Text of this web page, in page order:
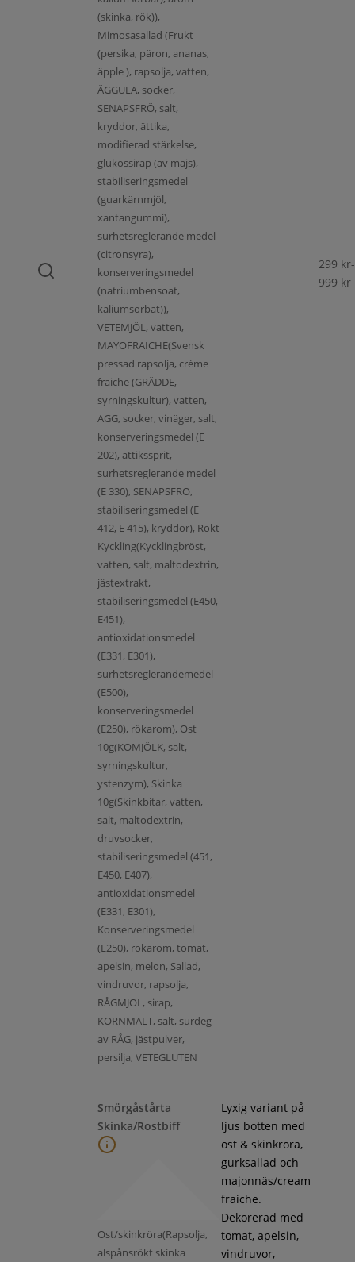
(skinka, rök)),
Mimosasallad (Frukt
(persika, päron, ananas,
äpple ), rapsolja, vatten,
ÄGGULA, socker,
SENAPSFRÖ, salt,
kryddor, ättika,
modifierad stärkelse,
glukossirap (av majs),
stabiliseringsmedel
(guarkärnmjöl,
xantangummi),
surhetsreglerande medel
(citronsyra),
konserveringsmedel
(natriumbensoat,
kaliumsorbat)),
VETEMJÖL, vatten,
MAYOFRAICHE(Svensk
pressad rapsolja, crème
fraiche (GRÄDDE,
syrningskultur), vatten,
ÄGG, socker, vinäger, salt,
konserveringsmedel (E
202), ättikssprit,
surhetsreglerande medel
(E 330), SENAPSFRÖ,
stabiliseringsmedel (E
412, E 415), kryddor), Rökt
Kyckling(Kycklingbröst,
vatten, salt, maltodextrin,
jästextrakt,
stabiliseringsmedel (E450,
E451),
antioxidationsmedel
(E331, E301),
surhetsreglerandemedel
(E500),
konserveringsmedel
(E250), rökarom), Ost
10g(KOMJÖLK, salt,
syrningskultur,
ystenzym), Skinka
10g(Skinkbitar, vatten,
salt, maltodextrin,
druvsocker,
stabiliseringsmedel (451,
E450, E407),
antioxidationsmedel
(E331, E301),
Konserveringsmedel
(E250), rökarom, tomat,
apelsin, melon, Sallad,
vindruvor, rapsolja,
RÅGMJÖL, sirap,
KORNMALT, salt, surdeg
av RÅG, jästpulver,
persilja, VETEGLUTEN
299 kr-
999 kr
Smörgåstårta
Skinka/Rostbiff
Ost/skinkröra(Rapsolja,
alspånsrökt skinka
Lyxig variant på
ljus botten med
ost & skinkröra,
gurksallad och
majonnäs/cream
fraiche.
Dekorerad med
tomat, apelsin,
vindruvor,